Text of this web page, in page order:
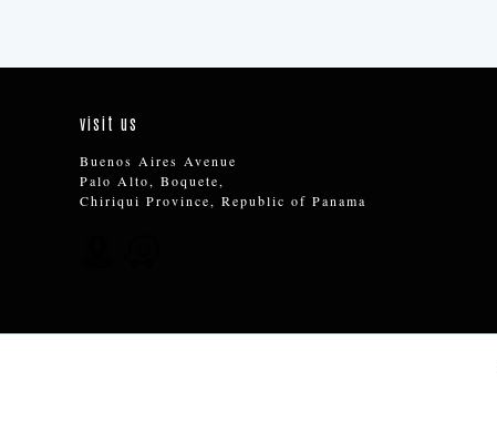
visit us
Buenos Aires Avenue
Palo Alto, Boquete,
Chiriqui Province, Republic of Panama